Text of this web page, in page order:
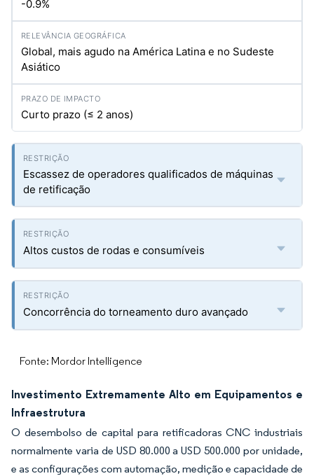
-0.9%
Global, mais agudo na América Latina e no Sudeste
Asiático
Curto prazo (≤ 2 anos)
Escassez de operadores qualificados de máquinas
de retificação
Altos custos de rodas e consumíveis
Concorrência do torneamento duro avançado
Fonte: Mordor Intelligence
Investimento Extremamente Alto em Equipamentos e
Infraestrutura
O desembolso de capital para retificadoras CNC industriais
normalmente varia de USD 80.000 a USD 500.000 por unidade,
e as configurações com automação, medição e capacidade de